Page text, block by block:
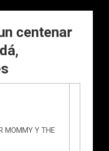
centenar
MOMMY Y THE